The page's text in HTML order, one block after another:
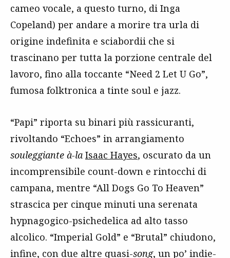
cameo vocale, a questo turno, di Inga
Copeland) per andare a morire tra urla di
origine indefinita e sciabordii che si
trascinano per tutta la porzione centrale del
lavoro, fino alla toccante “Need 2 Let U Go”,
fumosa folktronica a tinte soul e jazz.
“Papi” riporta su binari più rassicuranti,
rivoltando “Echoes” in arrangiamento
souleggiante à-la Isaac Hayes, oscurato da un
incomprensibile count-down e rintocchi di
campana, mentre “All Dogs Go To Heaven”
strascica per cinque minuti una serenata
hypnagogico-psichedelica ad alto tasso
alcolico. “Imperial Gold” e “Brutal” chiudono,
infine, con due altre quasi-song, un po’ indie-